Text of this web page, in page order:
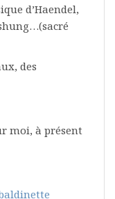
d’Haendel,
des
moi, à présent